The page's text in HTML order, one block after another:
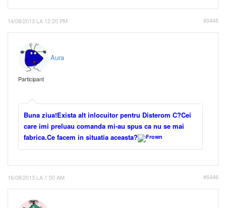
14/08/2013 LA 12:20 PM #5445
Aura
Participant
Buna ziua!Exista alt inlocuitor pentru Disterom C?Cei
care imi preluau comanda mi-au spus ca nu se mai
fabrica.Ce facem in situatia aceasta?
16/08/2013 LA 1:50 AM #5446